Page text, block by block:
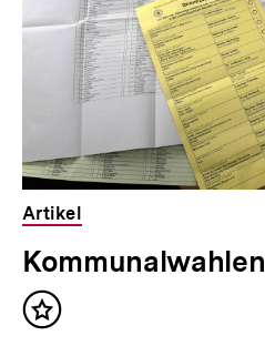
Artikel
Kommunalwahlen
Inhalt